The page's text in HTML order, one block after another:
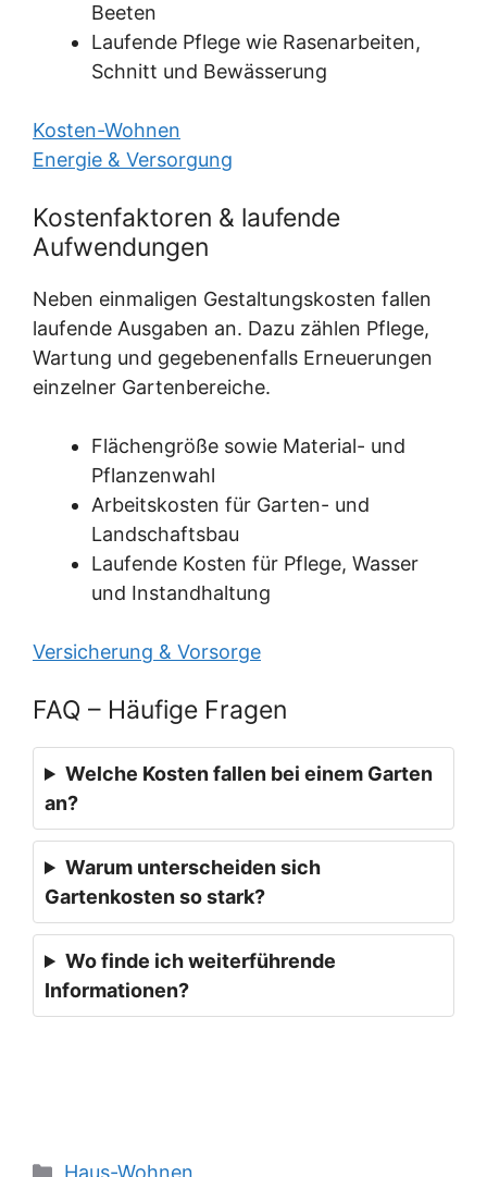
Beeten
Laufende Pflege wie Rasenarbeiten,
Schnitt und Bewässerung
Kosten-Wohnen
Energie & Versorgung
Kostenfaktoren & laufende
Aufwendungen
Neben einmaligen Gestaltungskosten fallen
laufende Ausgaben an. Dazu zählen Pflege,
Wartung und gegebenenfalls Erneuerungen
einzelner Gartenbereiche.
Flächengröße sowie Material- und
Pflanzenwahl
Arbeitskosten für Garten- und
Landschaftsbau
Laufende Kosten für Pflege, Wasser
und Instandhaltung
Versicherung & Vorsorge
FAQ – Häufige Fragen
Welche Kosten fallen bei einem Garten
an?
Warum unterscheiden sich
Gartenkosten so stark?
Wo finde ich weiterführende
Informationen?
Kategorien
Haus-Wohnen